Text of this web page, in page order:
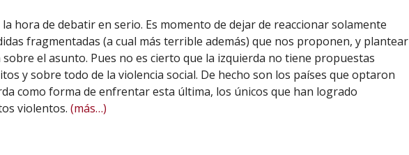
hora de debatir en serio. Es momento de dejar de reaccionar solamente
fragmentadas (a cual más terrible además) que nos proponen, y plantear
el asunto. Pues no es cierto que la izquierda no tiene propuestas
y sobre todo de la violencia social. De hecho son los países que optaron
como forma de enfrentar esta última, los únicos que han logrado
violentos. (más…)